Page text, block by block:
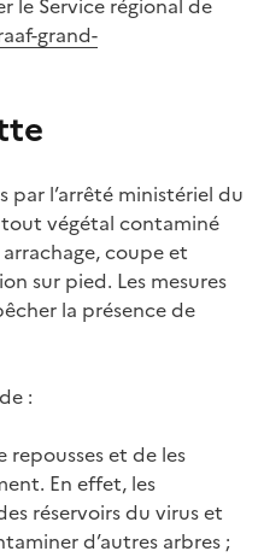
grand-
par l’arrêté ministériel du
végétal contaminé
coupe et
sur pied. Les mesures
la présence de
:
repousses et de les
En effet, les
réservoirs du virus et
d’autres arbres ;